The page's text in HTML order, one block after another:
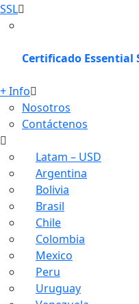
SSL
Certificado Essential
+ Info
Nosotros
Contáctenos
Latam – USD
Argentina
Bolivia
Brasil
Chile
Colombia
Mexico
Peru
Uruguay